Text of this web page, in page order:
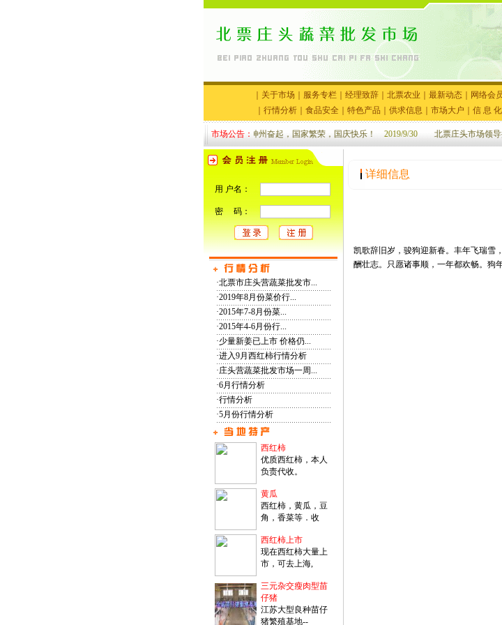
关于市场 服务专栏 经理致辞 北票农业 最新动态 网络会
行情分析 食品安全 特色产品 供求信息 市场大户 信 息 化
市场公告：神州奋起，国家繁荣，国庆快乐！2019/9/30 北票庄头市场领导
用 户名：
密 码：
·北票市庄头营蔬菜批发市...
·2019年8月份菜价行...
·2015年7-8月份菜...
·2015年4-6月份行...
·少量新姜已上市 价格仍...
·进入9月西红柿行情分析
·庄头营蔬菜批发市场一周...
·6月行情分析
·行情分析
·5月份行情分析
西红柿
优质西红柿，本人
负责代收。
黄瓜
西红柿，黄瓜，豆
角，香菜等．收
西红柿上市
现在西红柿大量上
市，可去上海,
三元杂交瘦肉型苗
仔猪
江苏大型良种苗仔
猪繁殖基地--
详细信息
凯歌辞旧岁，骏狗迎新春。丰年飞瑞雪
酬壮志。只愿诸事顺，一年都欢畅。狗